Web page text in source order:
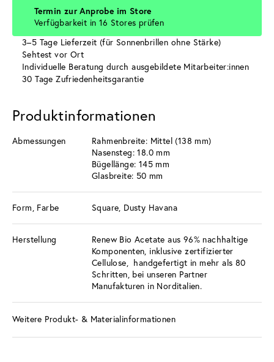
Termin zur Anprobe im Store
Verfügbarkeit in 16 Stores prüfen
3–5 Tage Lieferzeit (für Sonnenbrillen ohne Stärke)
Sehtest vor Ort
Individuelle Beratung durch ausgebildete Mitarbeiter:innen
30 Tage Zufriedenheitsgarantie
Produktinformationen
Abmessungen
Rahmenbreite: Mittel (138 mm)
Nasensteg: 18.0 mm
Bügellänge: 145 mm
Glasbreite: 50 mm
Form, Farbe Square, Dusty Havana
Herstellung
Renew Bio Acetate aus 96% nachhaltige
Komponenten, inklusive zertifizierter
Cellulose, handgefertigt in mehr als 80
Schritten, bei unseren Partner
Manufakturen in Norditalien.
Weitere Produkt- & Materialinformationen